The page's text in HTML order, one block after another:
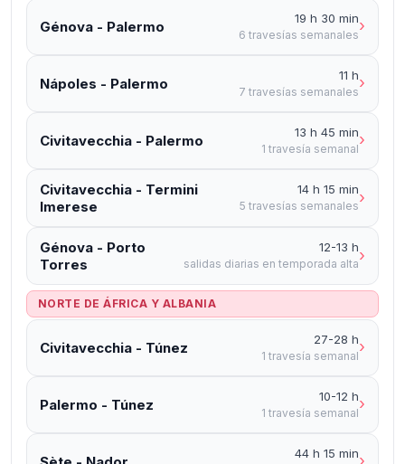
Génova - Palermo 19 h 30 min
6 travesías semanales›
Nápoles - Palermo 11 h
7 travesías semanales›
Civitavecchia - Palermo 13 h 45 min
1 travesía semanal›
Civitavecchia - Termini
Imerese
14 h 15 min
5 travesías semanales›
Génova - Porto
Torres
12-13 h
salidas diarias en temporada alta›
NORTE DE ÁFRICA Y ALBANIA
Civitavecchia - Túnez 27-28 h
1 travesía semanal›
Palermo - Túnez 10-12 h
1 travesía semanal›
44 h 15 min